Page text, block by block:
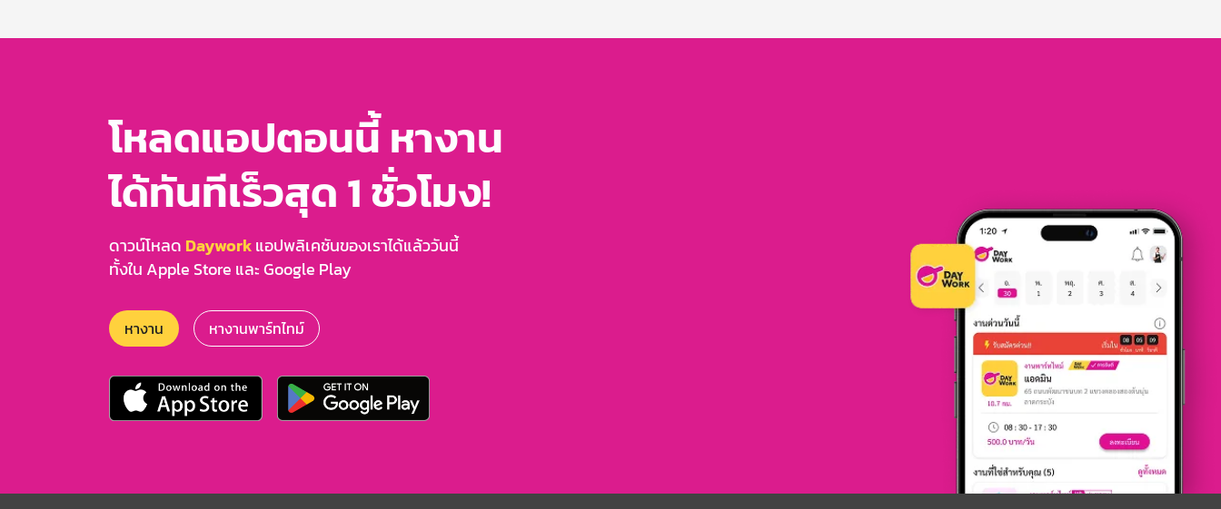
โหลดแอปตอนนี้ หางาน
ได้ทันทีเร็วสุด 1 ชั่วโมง!
ดาวน์โหลด Dayworkแอปพลิเคชันของเราได้แล้ววันนี้
ทั้งใน Apple Store และ Google Play
หางาน หางานพาร์ทไทม์